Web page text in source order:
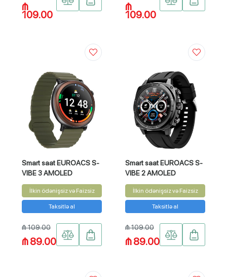
₼
109.00
₼
109.00
Smart saat EUROACS S-
VIBE 3 AMOLED
İlkin ödənişsiz və Faizsiz
Taksitlə al
₼ 109.00
₼ 89.00
Smart saat EUROACS S-
VIBE 2 AMOLED
İlkin ödənişsiz və Faizsiz
Taksitlə al
₼ 109.00
₼ 89.00